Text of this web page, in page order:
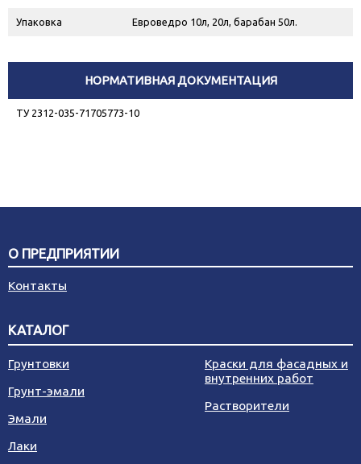
Упаковка Евроведро 10л, 20л, барабан 50л.
НОРМАТИВНАЯ ДОКУМЕНТАЦИЯ
ТУ 2312-035-71705773-10
О ПРЕДПРИЯТИИ
Контакты
КАТАЛОГ
Грунтовки
Грунт-эмали
Эмали
Лаки
Краски для фасадных и
внутренних работ
Растворители